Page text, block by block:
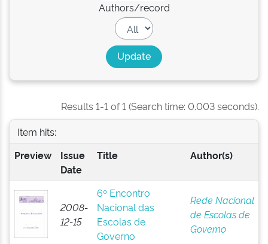
Authors/record
Results 1-1 of 1 (Search time: 0.003 seconds).
Item hits:
Preview
Issue
Date
Title Author(s)
2008-
12-15
6º Encontro
Nacional das
Escolas de
Governo
Rede Nacional
de Escolas de
Governo